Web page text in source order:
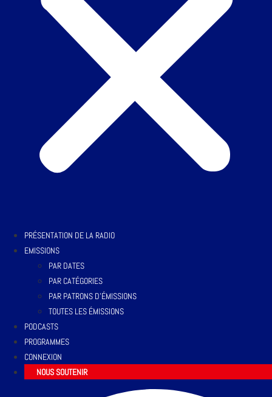
PRÉSENTATION DE LA RADIO
EMISSIONS
PAR DATES
PAR CATÉGORIES
PAR PATRONS D’ÉMISSIONS
TOUTES LES ÉMISSIONS
PODCASTS
PROGRAMMES
CONNEXION
NOUS SOUTENIR